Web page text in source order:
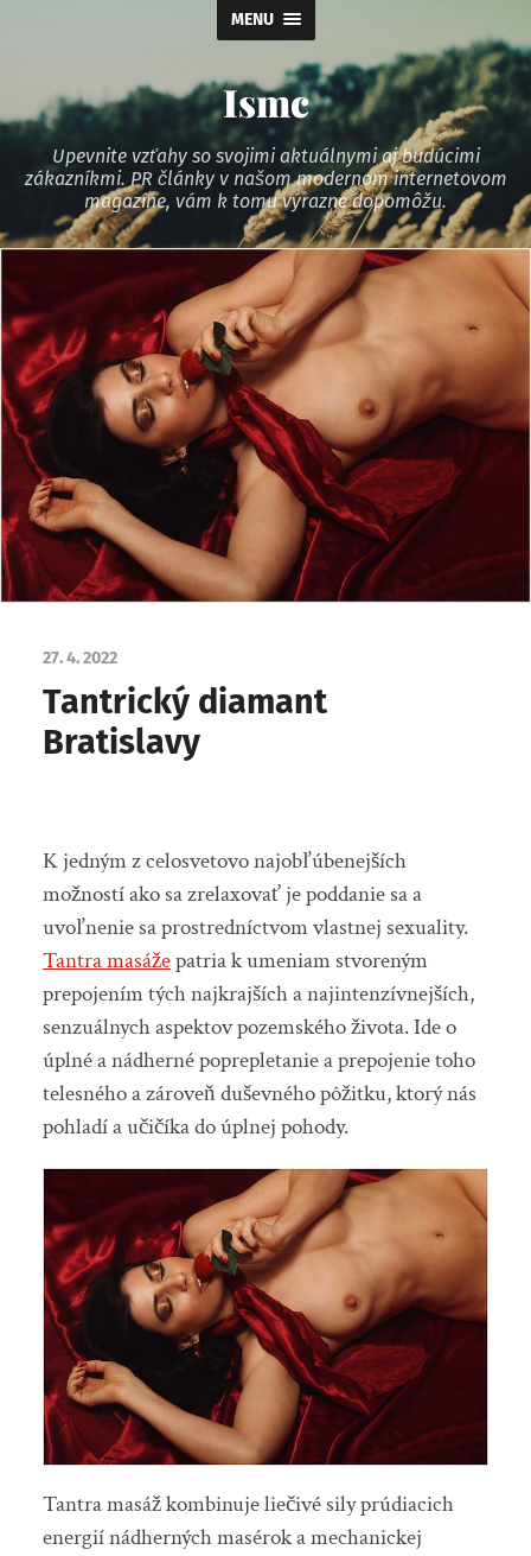
MENU
Ismc
Upevnite vzťahy so svojimi aktuálnymi aj budúcimi
zákazníkmi. PR články v našom modernom internetovom
magazíne, vám k tomu výrazne dopomôžu.
27. 4. 2022
Tantrický diamant
Bratislavy
K jedným z celosvetovo najobľúbenejších
možností ako sa zrelaxovať je poddanie sa a
uvoľnenie sa prostredníctvom vlastnej sexuality.
Tantra masážepatria k umeniam stvoreným
prepojením tých najkrajších a najintenzívnejších,
senzuálnych aspektov pozemského života. Ide o
úplné a nádherné poprepletanie a prepojenie toho
telesného a zároveň duševného pôžitku, ktorý nás
pohladí a učičíka do úplnej pohody.
Tantra masáž kombinuje liečivé sily prúdiacich
energií nádherných masérok a mechanickej